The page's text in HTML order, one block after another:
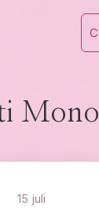
15 juli